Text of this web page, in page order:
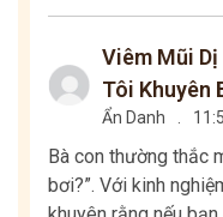
Viêm Mũi
Tôi Khuyên
Ẩn Danh
Bà con thường thắc
bơi?”. Với kinh